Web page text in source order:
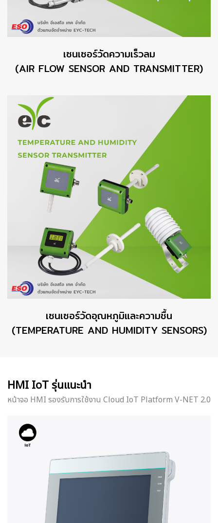
เซนเซอร์วัดความเร็วลม
(AIR FLOW SENSOR AND TRANSMITTER)
เซนเซอร์วัดอุณหภูมิและความชื้น
(TEMPERATURE AND HUMIDITY SENSORS)
HMI IoT รุ่นแนะนำ
หน้าจอ HMI รองรับการใช้งาน Cloud IoT Platform V-NET 2.0